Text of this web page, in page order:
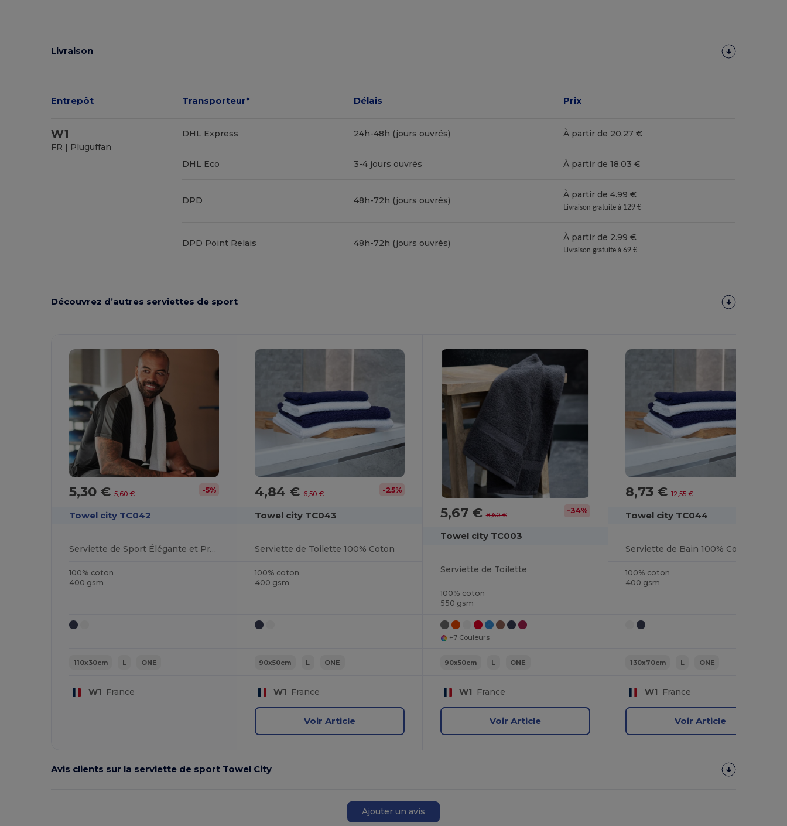
Livraison
Entrepôt Transporteur* Délais Prix
W1
FR | Pluguffan
DHL Express 24h-48h (jours ouvrés) À partir de 20.27 €
DHL Eco 3-4 jours ouvrés À partir de 18.03 €
DPD 48h-72h (jours ouvrés)
À partir de 4.99 €
Livraison gratuite à 129 €
DPD Point Relais 48h-72h (jours ouvrés)
À partir de 2.99 €
Livraison gratuite à 69 €
Découvrez d’autres serviettes de sport
5,30 €5,60 € -5%
Towel city TC042
Serviette de Sport Élégante et Pratique
100% coton
400 gsm
110x30cm L ONE
W1 France
4,84 € 6,50 € -25%
Towel city TC043
Serviette de Toilette 100% Coton
100% coton
400 gsm
90x50cm L ONE
W1 France
Voir Article
5,67 €8,60 € -34%
Towel city TC003
Serviette de Toilette
100% coton
550 gsm
+7 Couleurs
90x50cm L ONE
W1 France
Voir Article
8,73 €12,55 €
Towel city TC044
Serviette de Bain 100% Coton
100% coton
400 gsm
130x70cm L ONE
W1 France
Voir Article
Avis clients sur la serviette de sport Towel City
Ajouter un avis